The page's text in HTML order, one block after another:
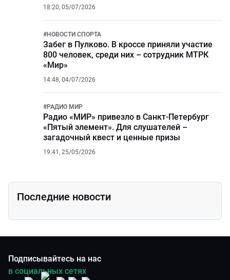
18:20, 05/07/2026
#НОВОСТИ СПОРТА
Забег в Пулково. В кроссе приняли участие
800 человек, среди них – сотрудник МТРК
«Мир»
14:48, 04/07/2026
#РАДИО МИР
Радио «МИР» привезло в Санкт-Петербург
«Пятый элемент». Для слушателей –
загадочный квест и ценные призы
19:41, 25/05/2026
Последние новости
Подписывайтесь на нас
в социальных сетях